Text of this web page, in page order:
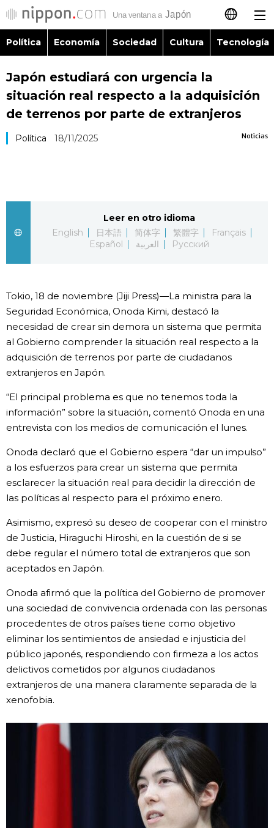
日本語
English
简体字
Русский
Política
Vida
Guía de Japón
Vídeos e imágenes
En profundidad
Más
Noticias
Datos de Japón
Fragmentos de Japón
Gente
Blog
Tokio
Avisos
official SNS
Política Economía Sociedad Cultura Tecnología
Japón estudiará con urgencia la
situación real respecto a la adquisición
de terrenos por parte de extranjeros
Noticias
Política 18/11/2025
Leer en otro idioma
English
日本語 简体字 繁體字
Français
Español
العربية Русский
Tokio, 18 de noviembre (Jiji Press)—La ministra para la
Seguridad Económica, Onoda Kimi, destacó la
necesidad de crear sin demora un sistema que permita
al Gobierno comprender la situación real respecto a la
adquisición de terrenos por parte de ciudadanos
extranjeros en Japón.
“El principal problema es que no tenemos toda la
información” sobre la situación, comentó Onoda en una
entrevista con los medios de comunicación el lunes.
Onoda declaró que el Gobierno espera “dar un impulso”
a los esfuerzos para crear un sistema que permita
esclarecer la situación real para decidir la dirección de
las políticas al respecto para el próximo enero.
Asimismo, expresó su deseo de cooperar con el ministro
de Justicia, Hiraguchi Hiroshi, en la cuestión de si se
debe regular el número total de extranjeros que son
aceptados en Japón.
Onoda afirmó que la política del Gobierno de promover
una sociedad de convivencia ordenada con las personas
procedentes de otros países tiene como objetivo
eliminar los sentimientos de ansiedad e injusticia del
público japonés, respondiendo con firmeza a los actos
delictivos cometidos por algunos ciudadanos
extranjeros de una manera claramente separada de la
xenofobia.